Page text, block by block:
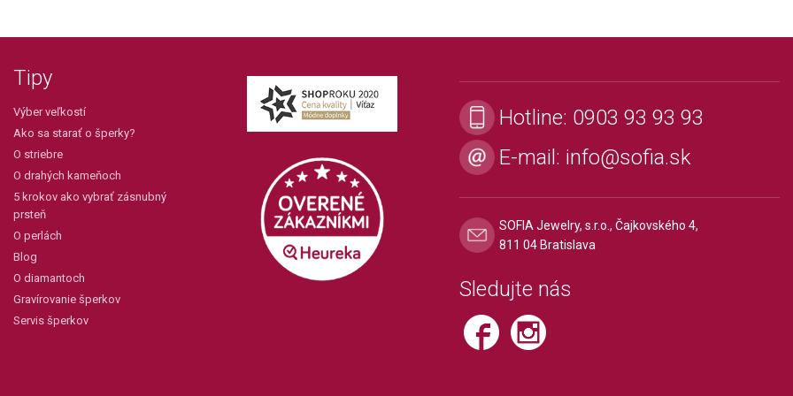
Tipy
Výber veľkostí
Ako sa starať o šperky?
O striebre
O drahých kameňoch
5 krokov ako vybrať zásnubný
prsteň
O perlách
Blog
O diamantoch
Gravírovanie šperkov
Servis šperkov
Hotline: 0903 93 93 93
E-mail: info@sofia.sk
SOFIA Jewelry, s.r.o., Čajkovského 4,
811 04 Bratislava
Sledujte nás